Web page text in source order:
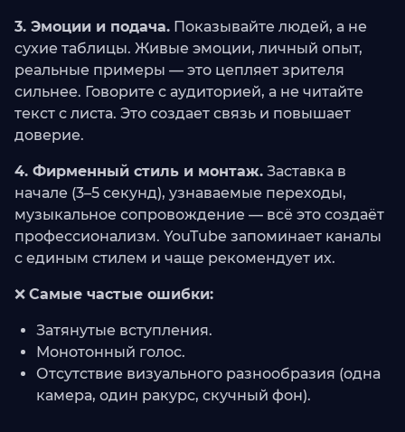
3. Эмоции и подача. Показывайте людей, а не
сухие таблицы. Живые эмоции, личный опыт,
реальные примеры — это цепляет зрителя
сильнее. Говорите с аудиторией, а не читайте
текст с листа. Это создает связь и повышает
доверие.
4. Фирменный стиль и монтаж. Заставка в
начале (3–5 секунд), узнаваемые переходы,
музыкальное сопровождение — всё это создаёт
профессионализм. YouTube запоминает каналы
с единым стилем и чаще рекомендует их.
❌ Самые частые ошибки:
Затянутые вступления.
Монотонный голос.
Отсутствие визуального разнообразия (одна
камера, один ракурс, скучный фон).